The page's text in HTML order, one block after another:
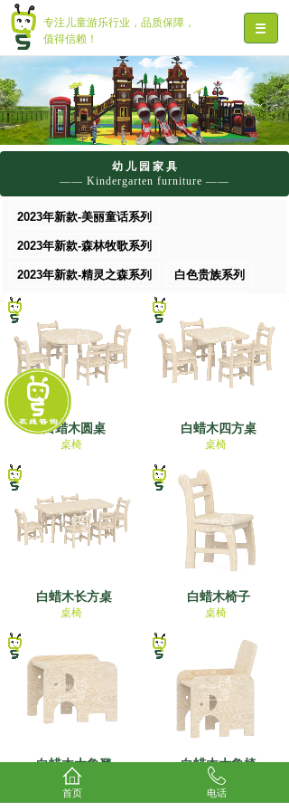
专注儿童游乐行业，品质保障，
值得信赖！
幼 儿 园 家 具
—— Kindergarten furniture ——
2023年新款-美丽童话系列
2023年新款-森林牧歌系列
2023年新款-精灵之森系列 白色贵族系列
枫木纹系列 多层板系列
首页 >> 幼儿园家具 >> 白蜡木系列
白蜡木圆桌
桌椅
白蜡木四方桌
桌椅
白蜡木长方桌
桌椅
白蜡木椅子
桌椅
白蜡木大象凳
桌椅
白蜡木大象椅
桌椅
首页 电话